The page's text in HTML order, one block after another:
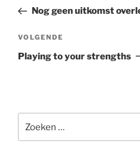
bericht
Nog geen uitkomst
Volgend
bericht
VOLGENDE
Playing to your strengths
naar: